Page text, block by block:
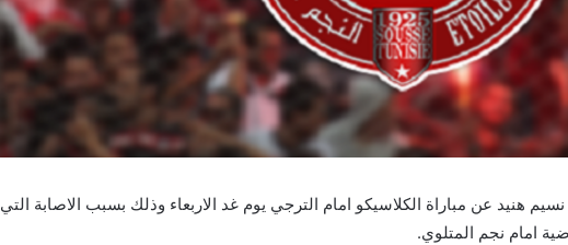
هنيد عن مباراة الكلاسيكو امام الترجي يوم غد الاربعاء وذلك بسبب الاصابة التي
امام نجم المتلوي.